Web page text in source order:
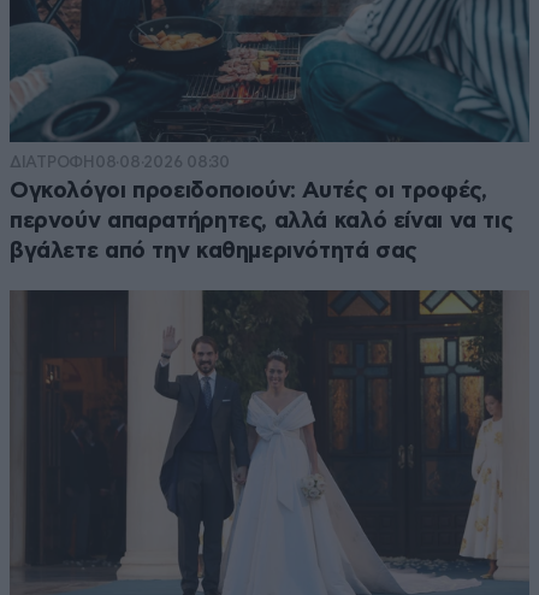
ΔΙΑΤΡΟΦΗ 08·08·2026 08:30
Ογκολόγοι προειδοποιούν: Αυτές οι τροφές,
περνούν απαρατήρητες, αλλά καλό είναι να τις
βγάλετε από την καθημερινότητά σας